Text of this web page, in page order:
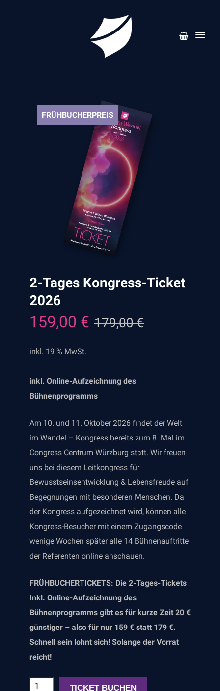
FRÜHBUCHERPREIS
2-Tages Kongress-Ticket
2026
179,00€Ursprünglicher
159,00 €
Aktueller
inkl. 19 % MwSt.
inkl. Online-Aufzeichnung des
Bühnenprogramms
Am 10. und 11. Oktober 2026 findet der Welt
im Wandel – Kongress bereits zum 8. Mal im
Congress Centrum Würzburg statt. Wir freuen
uns bei diesem Leitkongress für
Bewusstseinsentwicklung & Lebensfreude auf
Begegnungen mit besonderen Menschen. Da
der Kongress aufgezeichnet wird, können alle
Kongress-Besucher mit einem Zugangscode
wenige Wochen später alle 14 Bühnenauftritte
der Referenten online anschauen.
FRÜHBUCHERTICKETS: Die 2-Tages-Tickets
Inkl. Online-Aufzeichnung des
Bühnenprogramms gibt es für kurze Zeit 20 €
günstiger – also für nur 159 € statt 179 €.
Schnell sein lohnt sich! Solange der Vorrat
reicht!
2-
TICKET BUCHEN